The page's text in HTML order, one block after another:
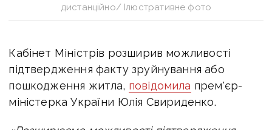
дистанційно/ Ілюстративне фото
Кабінет Міністрів розширив можливості
підтвердження факту зруйнування або
пошкодження житла, повідомила прем'єр-
міністерка України Юлія Свириденко.